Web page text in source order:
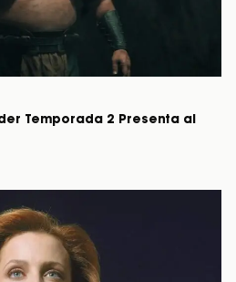
Temporada 2 Presenta al